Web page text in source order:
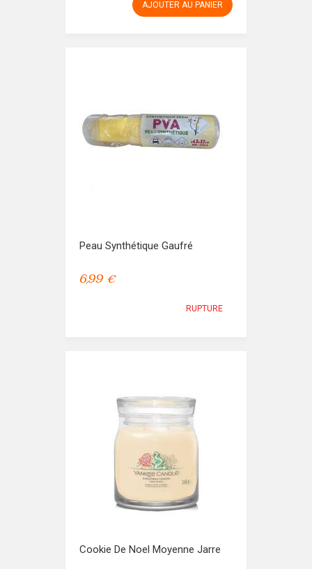
AJOUTER AU PANIER
Peau Synthétique Gaufré
6,99 €
RUPTURE
Cookie De Noel Moyenne Jarre